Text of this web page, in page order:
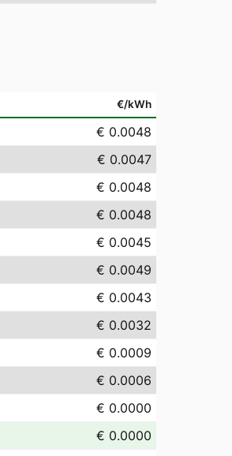
€/kWh
€ 0.0048
€ 0.0047
€ 0.0048
€ 0.0048
€ 0.0045
€ 0.0049
€ 0.0043
€ 0.0032
€ 0.0009
€ 0.0006
€ 0.0000
€ 0.0000